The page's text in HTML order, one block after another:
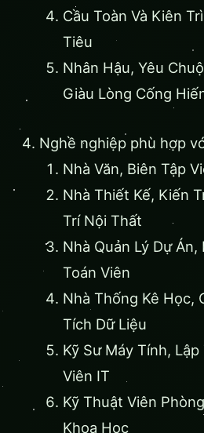
Cầu Toàn Và Kiên
Tiêu
Nhân Hậu, Yêu
Giàu Lòng Cống
Nghề nghiệp phù hợp
Nhà Văn, Biên Tập
Nhà Thiết Kế, Kiến
Trí Nội Thất
Nhà Quản Lý Dự Án,
Toán Viên
Nhà Thống Kê Học,
Tích Dữ Liệu
Kỹ Sư Máy Tính,
Viên IT
Kỹ Thuật Viên
Khoa Học